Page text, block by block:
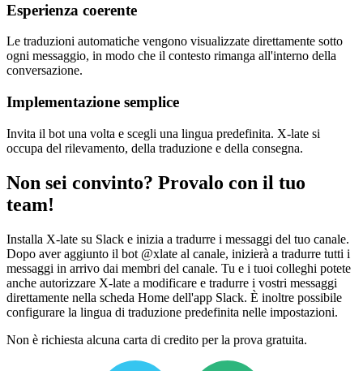
Esperienza coerente
Le traduzioni automatiche vengono visualizzate direttamente sotto
ogni messaggio, in modo che il contesto rimanga all'interno della
conversazione.
Implementazione semplice
Invita il bot una volta e scegli una lingua predefinita. X-late si
occupa del rilevamento, della traduzione e della consegna.
Non sei convinto? Provalo con il tuo
team!
Installa X-late su Slack e inizia a tradurre i messaggi del tuo canale.
Dopo aver aggiunto il bot @xlate al canale, inizierà a tradurre tutti i
messaggi in arrivo dai membri del canale. Tu e i tuoi colleghi potete
anche autorizzare X-late a modificare e tradurre i vostri messaggi
direttamente nella scheda Home dell'app Slack. È inoltre possibile
configurare la lingua di traduzione predefinita nelle impostazioni.
Non è richiesta alcuna carta di credito per la prova gratuita.